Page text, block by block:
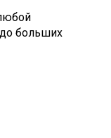
больших